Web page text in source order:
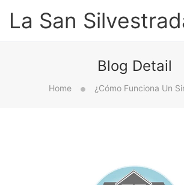
La San
Blog Detail
Home